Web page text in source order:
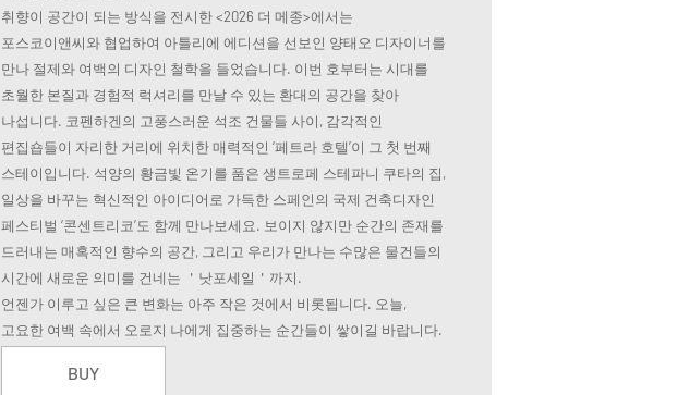
취향이 공간이 되는 방식을 전시한 <2026 더 메종>에서는
포스코이앤씨와 협업하여 아틀리에 에디션을 선보인 양태오 디자이너를
만나 절제와 여백의 디자인 철학을 들었습니다. 이번 호부터는 시대를
초월한 본질과 경험적 럭셔리를 만날 수 있는 환대의 공간을 찾아
나섭니다. 코펜하겐의 고풍스러운 석조 건물들 사이, 감각적인
편집숍들이 자리한 거리에 위치한 매력적인 ‘페트라 호텔’이 그 첫 번째
스테이입니다. 석양의 황금빛 온기를 품은 생트로페 스테파니 쿠타의 집,
일상을 바꾸는 혁신적인 아이디어로 가득한 스페인의 국제 건축디자인
페스티벌 ‘콘센트리코’도 함께 만나보세요. 보이지 않지만 순간의 존재를
드러내는 매혹적인 향수의 공간, 그리고 우리가 만나는 수많은 물건들의
시간에 새로운 의미를 건네는 ＇낫포세일＇까지.
언젠가 이루고 싶은 큰 변화는 아주 작은 것에서 비롯됩니다. 오늘,
고요한 여백 속에서 오로지 나에게 집중하는 순간들이 쌓이길 바랍니다.
BUY